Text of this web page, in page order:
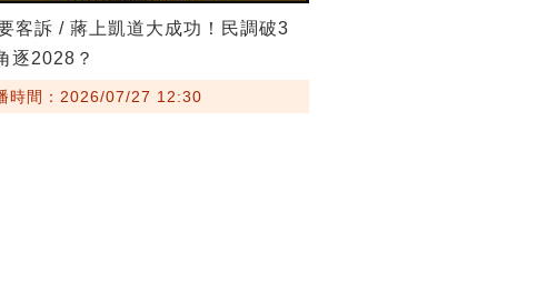
客訴 / 蔣上凱道大成功！民調破3
逐2028？
時間：2026/07/27 12:30